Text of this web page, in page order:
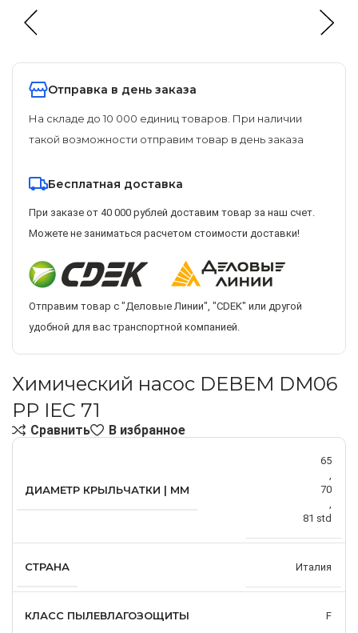
Отправка в день заказа
На складе до 10 000 единиц товаров. При наличии
такой возможности отправим товар в день заказа
Бесплатная доставка
При заказе от 40 000 рублей доставим товар за наш счет.
Можете не заниматься расчетом стоимости доставки!
Отправим товар с "Деловые Линии", "CDEK" или другой
удобной для вас транспортной компанией.
Химический насос DEBEM DM06
PP IEC 71
Сравнить В избранное
ДИАМЕТР КРЫЛЬЧАТКИ | ММ
65
,
70
,
81 std
СТРАНА Италия
КЛАСС ПЫЛЕВЛАГОЗОЩИТЫ F